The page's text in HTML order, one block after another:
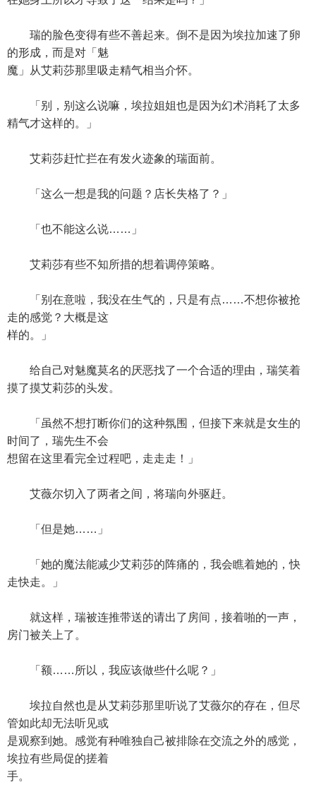
瑞的脸色变得有些不善起来。倒不是因为埃拉加速了卵
的形成，而是对「魅
魔」从艾莉莎那里吸走精气相当介怀。
「别，别这么说嘛，埃拉姐姐也是因为幻术消耗了太多
精气才这样的。」
艾莉莎赶忙拦在有发火迹象的瑞面前。
「这么一想是我的问题？店长失格了？」
「也不能这么说……」
艾莉莎有些不知所措的想着调停策略。
「别在意啦，我没在生气的，只是有点……不想你被抢
走的感觉？大概是这
样的。」
给自己对魅魔莫名的厌恶找了一个合适的理由，瑞笑着
摸了摸艾莉莎的头发。
「虽然不想打断你们的这种氛围，但接下来就是女生的
时间了，瑞先生不会
想留在这里看完全过程吧，走走走！」
艾薇尔切入了两者之间，将瑞向外驱赶。
「但是她……」
「她的魔法能减少艾莉莎的阵痛的，我会瞧着她的，快
走快走。」
就这样，瑞被连推带送的请出了房间，接着啪的一声，
房门被关上了。
「额……所以，我应该做些什么呢？」
埃拉自然也是从艾莉莎那里听说了艾薇尔的存在，但尽
管如此却无法听见或
是观察到她。感觉有种唯独自己被排除在交流之外的感觉，
埃拉有些局促的搓着
手。